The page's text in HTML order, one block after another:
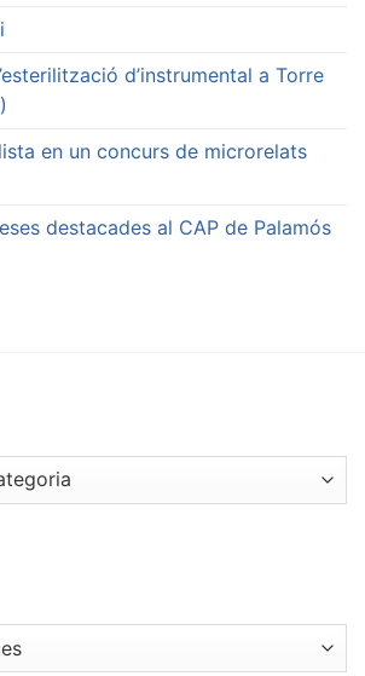
d’instrumental a Torre
en un concurs de microrelats
destacades al CAP de Palamós